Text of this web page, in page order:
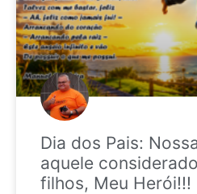
Dia dos Pais:
aquele
filhos, Meu Herói!!!